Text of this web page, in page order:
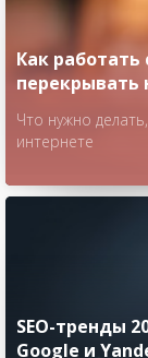
Как работать
перекрывать
Что нужно
интернете
SEO-тренды
Google и